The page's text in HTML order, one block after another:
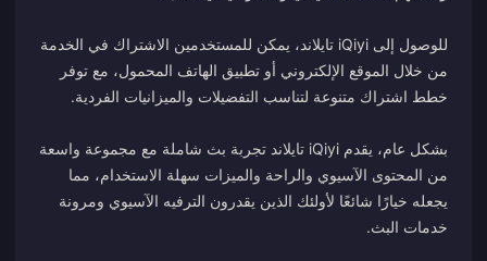
للوصول إلى iQiyi تايلاند، يمكن للمستخدمين الاشتراك في الخدمة
من خلال الموقع الإلكتروني أو تطبيق الهاتف المحمول، مع توفر
بشكل عام، يقدم iQiyi تايلاند تجربة بث شاملة مع مجموعة واسعة
من المحتوى الآسيوي والراحة والميزات سهلة الاستخدام، مما
يجعله خيارًا شائعًا لأولئك الذين يقدرون الترفيه الآسيوي ومرونة